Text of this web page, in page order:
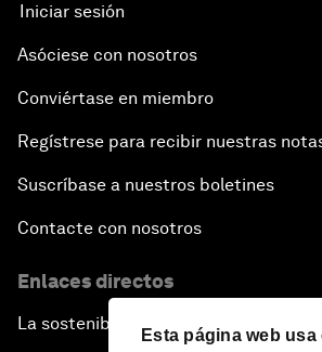
Esta página web
Iniciar sesión
Asóciese con nosotros
Conviértase en miembro
Regístrese para recibir nuestras
Suscríbase a nuestros boletines
Contacte con nosotros
Enlaces directos
La sostenibilidad en el Foro